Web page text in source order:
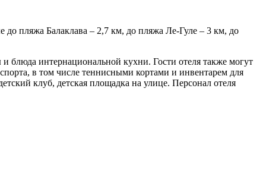
до пляжа Балаклава – 2,7 км, до пляжа Ле-Гуле – 3 км, до
и блюда интернациональной кухни. Гости отеля также могут
в том числе теннисными кортами и инвентарем для
клуб, детская площадка на улице. Персонал отеля